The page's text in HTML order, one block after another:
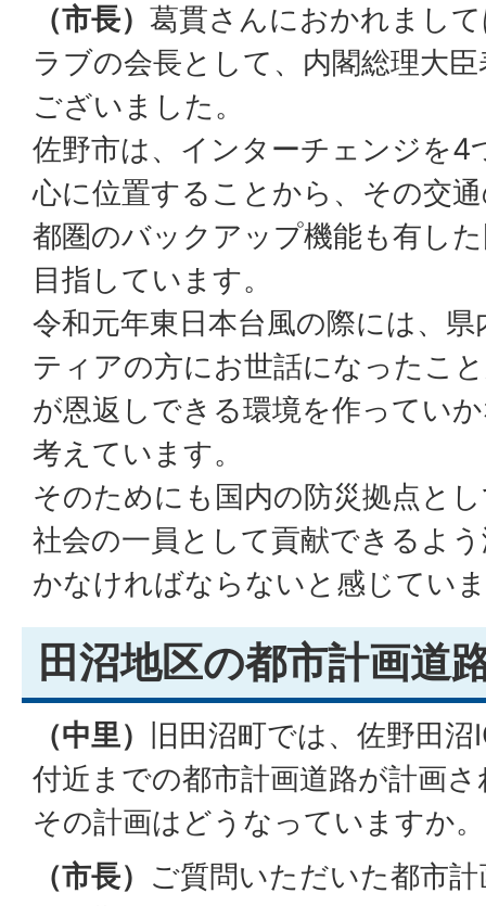
（市長） 葛貫さんにおかれまし
ラブの会長として、内閣総理大
ございました。
佐野市は、インターチェンジを4
心に位置することから、その交
都圏のバックアップ機能も有し
目指しています。
令和元年東日本台風の際には、
ティアの方にお世話になったこ
が恩返しできる環境を作ってい
考えています。
そのためにも国内の防災拠点と
社会の一員として貢献できるよ
かなければならないと感じてい
田沼地区の都市計画道
（中里）
旧田沼町では、佐野田
付近までの都市計画道路が計画
その計画はどうなっていますか。
（市長） ご質問いただいた都市